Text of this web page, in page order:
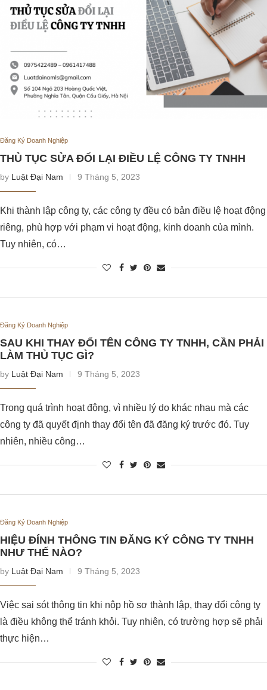
Đăng Ký Doanh Nghiệp
THỦ TỤC SỬA ĐỔI LẠI ĐIỀU LỆ CÔNG TY TNHH
by Luật Đại Nam 9 Tháng 5, 2023
Khi thành lập công ty, các công ty đều có bản điều lệ hoạt động
riêng, phù hợp với phạm vi hoạt động, kinh doanh của mình.
Tuy nhiên, có…
Đăng Ký Doanh Nghiệp
SAU KHI THAY ĐỔI TÊN CÔNG TY TNHH, CẦN PHẢI
LÀM THỦ TỤC GÌ?
by Luật Đại Nam 9 Tháng 5, 2023
Trong quá trình hoạt động, vì nhiều lý do khác nhau mà các
công ty đã quyết định thay đổi tên đã đăng ký trước đó. Tuy
nhiên, nhiều công…
Đăng Ký Doanh Nghiệp
HIỆU ĐÍNH THÔNG TIN ĐĂNG KÝ CÔNG TY TNHH
NHƯ THẾ NÀO?
by Luật Đại Nam 9 Tháng 5, 2023
Việc sai sót thông tin khi nộp hồ sơ thành lập, thay đổi công ty
là điều không thể tránh khỏi. Tuy nhiên, có trường hợp sẽ phải
thực hiện…